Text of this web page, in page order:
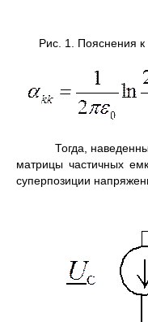
Рис. 1. Пояснения
Тогда,
матрицы частичных
суперпозиции